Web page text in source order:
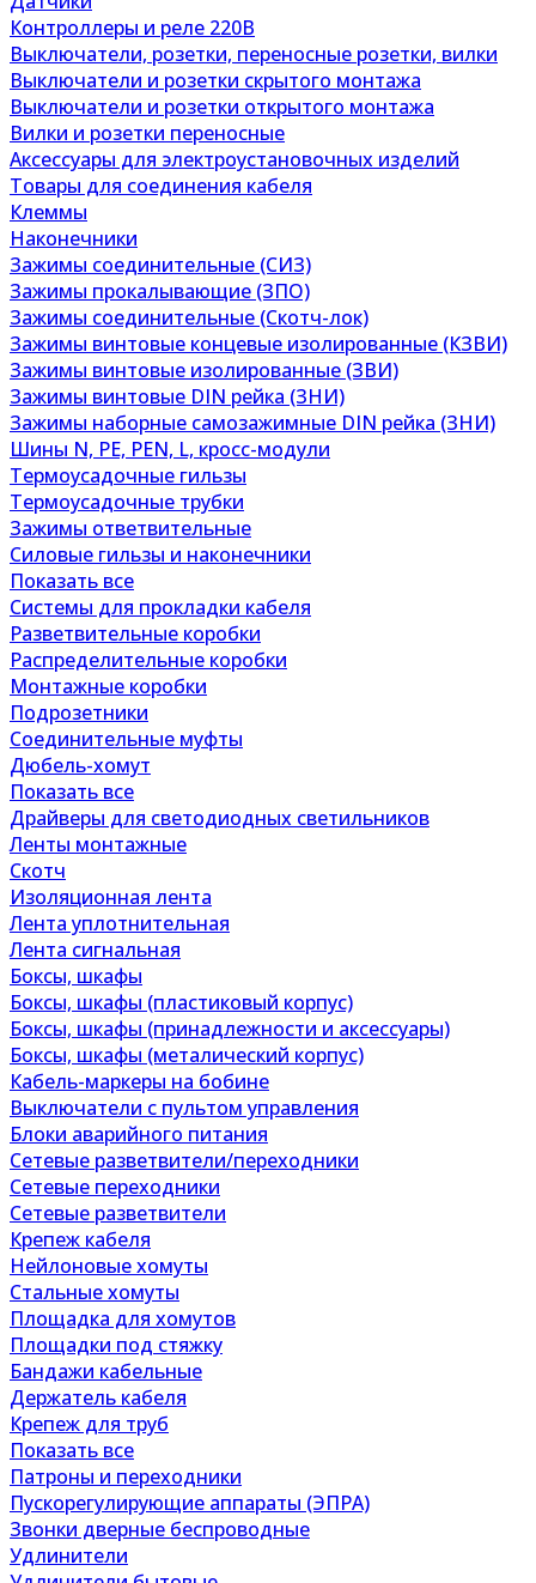
Контроллеры и реле 220В
Выключатели, розетки, переносные розетки, вилки
Выключатели и розетки скрытого монтажа
Выключатели и розетки открытого монтажа
Вилки и розетки переносные
Аксессуары для электроустановочных изделий
Товары для соединения кабеля
Клеммы
Наконечники
Зажимы соединительные (СИЗ)
Зажимы прокалывающие (ЗПО)
Зажимы соединительные (Скотч-лок)
Зажимы винтовые концевые изолированные (КЗВИ)
Зажимы винтовые изолированные (ЗВИ)
Зажимы винтовые DIN рейка (ЗНИ)
Зажимы наборные самозажимные DIN рейка (ЗНИ)
Шины N, PE, PEN, L, кросс-модули
Термоусадочные гильзы
Термоусадочные трубки
Зажимы ответвительные
Силовые гильзы и наконечники
Показать все
Системы для прокладки кабеля
Разветвительные коробки
Распределительные коробки
Монтажные коробки
Подрозетники
Соединительные муфты
Дюбель-хомут
Показать все
Драйверы для светодиодных светильников
Ленты монтажные
Скотч
Изоляционная лента
Лента уплотнительная
Лента сигнальная
Боксы, шкафы
Боксы, шкафы (пластиковый корпус)
Боксы, шкафы (принадлежности и аксессуары)
Боксы, шкафы (металический корпус)
Кабель-маркеры на бобине
Выключатели с пультом управления
Блоки аварийного питания
Сетевые разветвители/переходники
Сетевые переходники
Сетевые разветвители
Крепеж кабеля
Нейлоновые хомуты
Стальные хомуты
Площадка для хомутов
Площадки под стяжку
Бандажи кабельные
Держатель кабеля
Крепеж для труб
Показать все
Патроны и переходники
Пускорегулирующие аппараты (ЭПРА)
Звонки дверные беспроводные
Удлинители